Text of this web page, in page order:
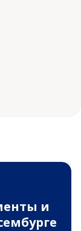
и